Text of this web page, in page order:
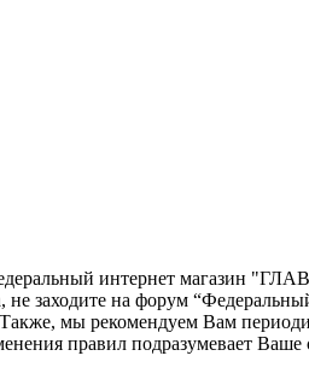
интернет магазин
не заходите на форум
мы рекомендуем Вам
правил подразумевает Ваше